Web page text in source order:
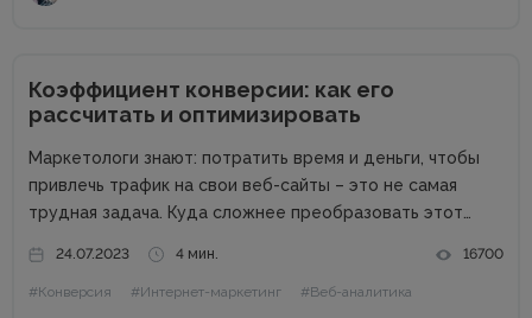
Коэффициент конверсии: как его
рассчитать и оптимизировать
Маркетологи знают: потратить время и деньги, чтобы
привлечь трафик на свои веб-сайты – это не самая
трудная задача. Куда сложнее преобразовать этот
работы с привлеченным трафиком, используют
показатель CR — conversion rate или коэффициент...
24.07.2023 4 мин. 16700
#Конверсия #Интернет-маркетинг #Веб-аналитика